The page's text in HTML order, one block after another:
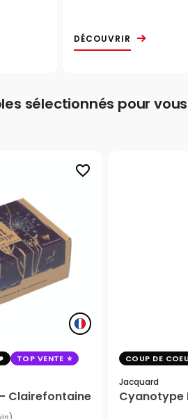
DÉCOUVRIR
sélectionnés pour vous
favorite_border
TOP VENTE
Clairefontaine
COUP DE
Jacquard
Cyanotype